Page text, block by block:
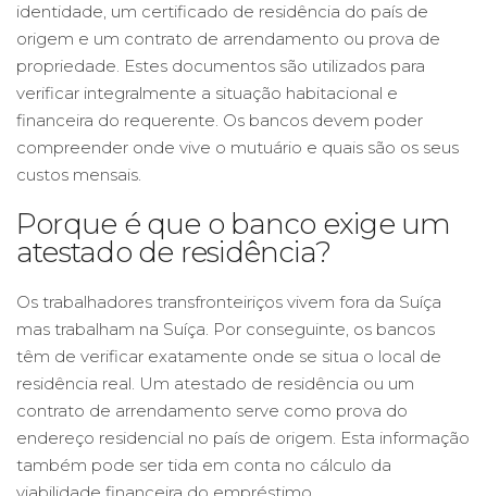
identidade, um certificado de residência do país de
origem e um contrato de arrendamento ou prova de
propriedade. Estes documentos são utilizados para
verificar integralmente a situação habitacional e
financeira do requerente. Os bancos devem poder
compreender onde vive o mutuário e quais são os seus
custos mensais.
Porque é que o banco exige um
atestado de residência?
Os trabalhadores transfronteiriços vivem fora da Suíça
mas trabalham na Suíça. Por conseguinte, os bancos
têm de verificar exatamente onde se situa o local de
residência real. Um atestado de residência ou um
contrato de arrendamento serve como prova do
endereço residencial no país de origem. Esta informação
também pode ser tida em conta no cálculo da